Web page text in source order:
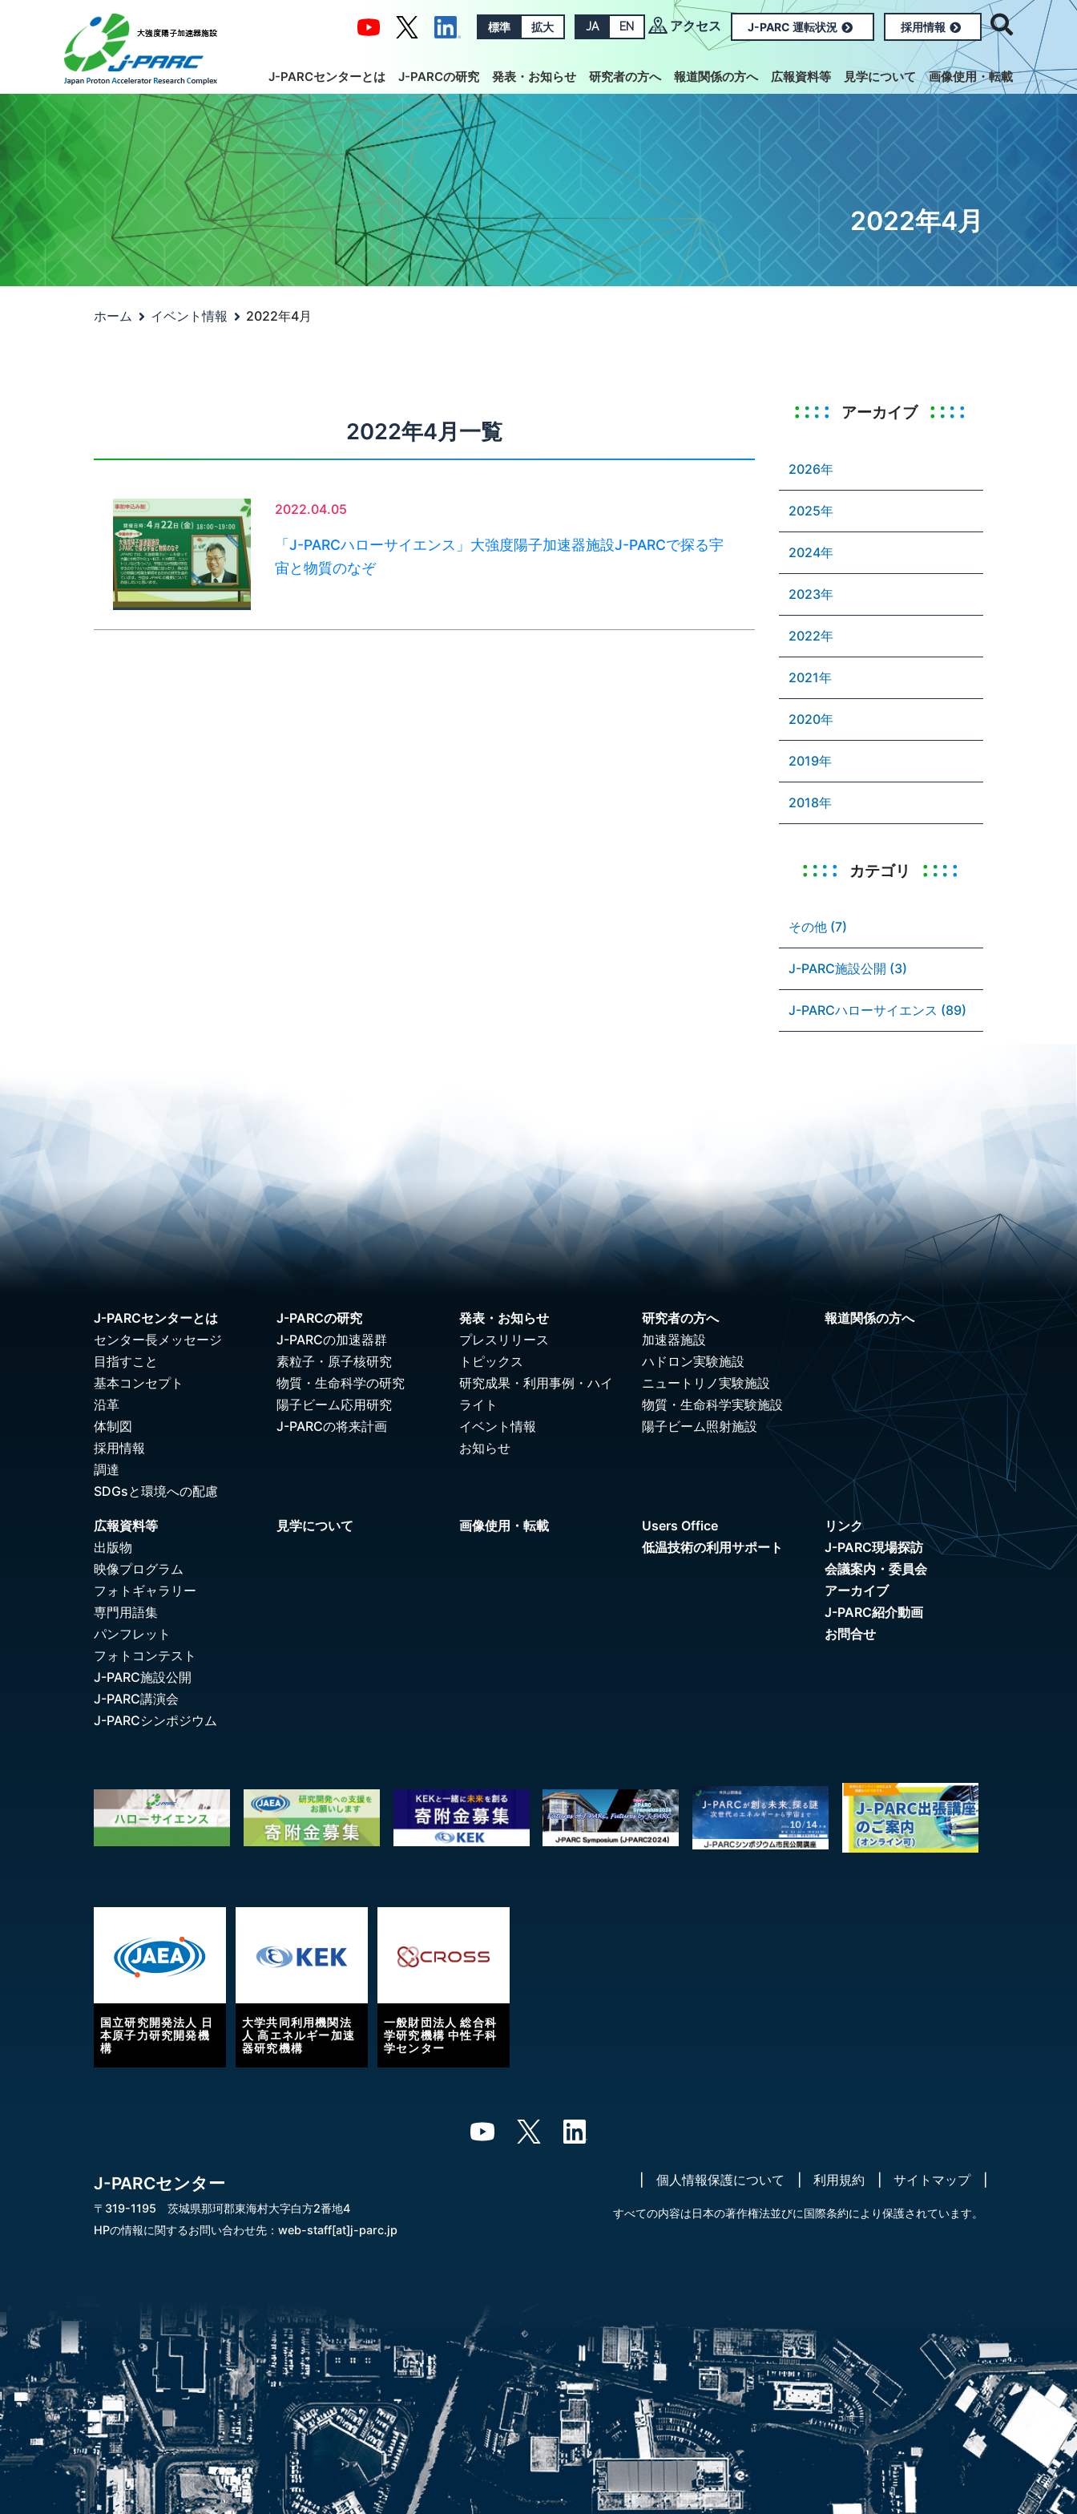
標準 拡大 JA EN アクセス J-PARC 運転状況 採用情報
J-PARCセンターとは J-PARCの研究 発表・お知らせ 研究者の方へ 報道関係の方へ 広報資料等 見学について 画像使用・転載
2022年4月
ホーム イベント情報 2022年4月
2022年4月一覧
2022.04.05
「J-PARCハローサイエンス」大強度陽子加速器施設J-PARCで探る宇
宙と物質のなぞ
アーカイブ
2026年
2025年
2024年
2023年
2022年
2021年
2020年
2019年
2018年
カテゴリ
その他 (7)
J-PARC施設公開 (3)
J-PARCハローサイエンス (89)
J-PARCセンターとは
センター長メッセージ
目指すこと
基本コンセプト
沿革
体制図
採用情報
調達
SDGsと環境への配慮
J-PARCの研究
J-PARCの加速器群
素粒子・原子核研究
物質・生命科学の研究
陽子ビーム応用研究
J-PARCの将来計画
発表・お知らせ
プレスリリース
トピックス
研究成果・利用事例・ハイ
ライト
イベント情報
お知らせ
研究者の方へ
加速器施設
ハドロン実験施設
ニュートリノ実験施設
物質・生命科学実験施設
陽子ビーム照射施設
報道関係の方へ
広報資料等
出版物
映像プログラム
フォトギャラリー
専門用語集
パンフレット
フォトコンテスト
J-PARC施設公開
J-PARC講演会
J-PARCシンポジウム
見学について 画像使用・転載
Users Office
低温技術の利用サポート
リンク
J-PARC現場探訪
会議案内・委員会
アーカイブ
J-PARC紹介動画
お問合せ
国立研究開発法人 日
本原子力研究開発機
構
大学共同利用機関法
人 高エネルギー加速
器研究機構
一般財団法人 総合科
学研究機構 中性子科
学センター
J-PARCセンター
〒319-1195 茨城県那珂郡東海村大字白方2番地4
HPの情報に関するお問い合わせ先： web-staff[at]j-parc.jp
個人情報保護について 利用規約 サイトマップ
すべての内容は日本の著作権法並びに国際条約により保護されています。